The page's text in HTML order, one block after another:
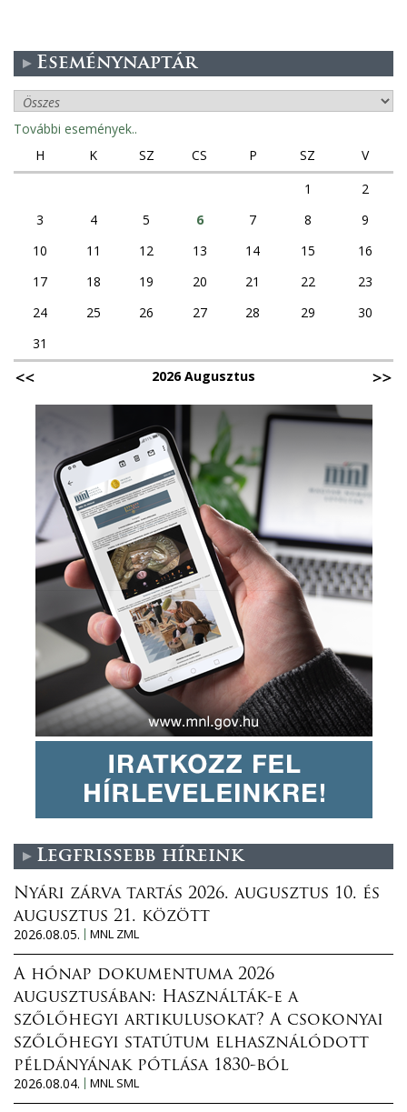
Eseménynaptár
További események..
H
K SZ CS P SZ
V
1
2
3
4 5 6 7 8
9
10
11 12 13 14 15
16
17
18 19 20 21 22
23
24
25 26 27 28 29
30
31
2026 Augusztus
Legfrissebb híreink
Nyári zárva tartás 2026. augusztus 10. és
augusztus 21. között
2026.08.05.
MNL ZML
A hónap dokumentuma 2026
augusztusában: Használták-e a
szőlőhegyi artikulusokat? A csokonyai
szőlőhegyi statútum elhasználódott
példányának pótlása 1830-ból
2026.08.04.
MNL SML